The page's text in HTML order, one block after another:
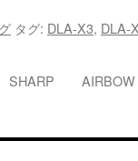
タグ: DLA-X3, DLA-
SHARP